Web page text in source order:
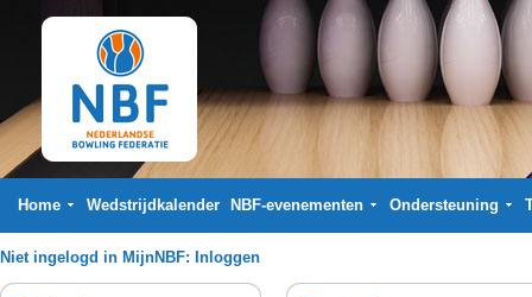
Home Wedstrijdkalender NBF-evenementen Ondersteuning
Niet ingelogd in MijnNBF: Inloggen